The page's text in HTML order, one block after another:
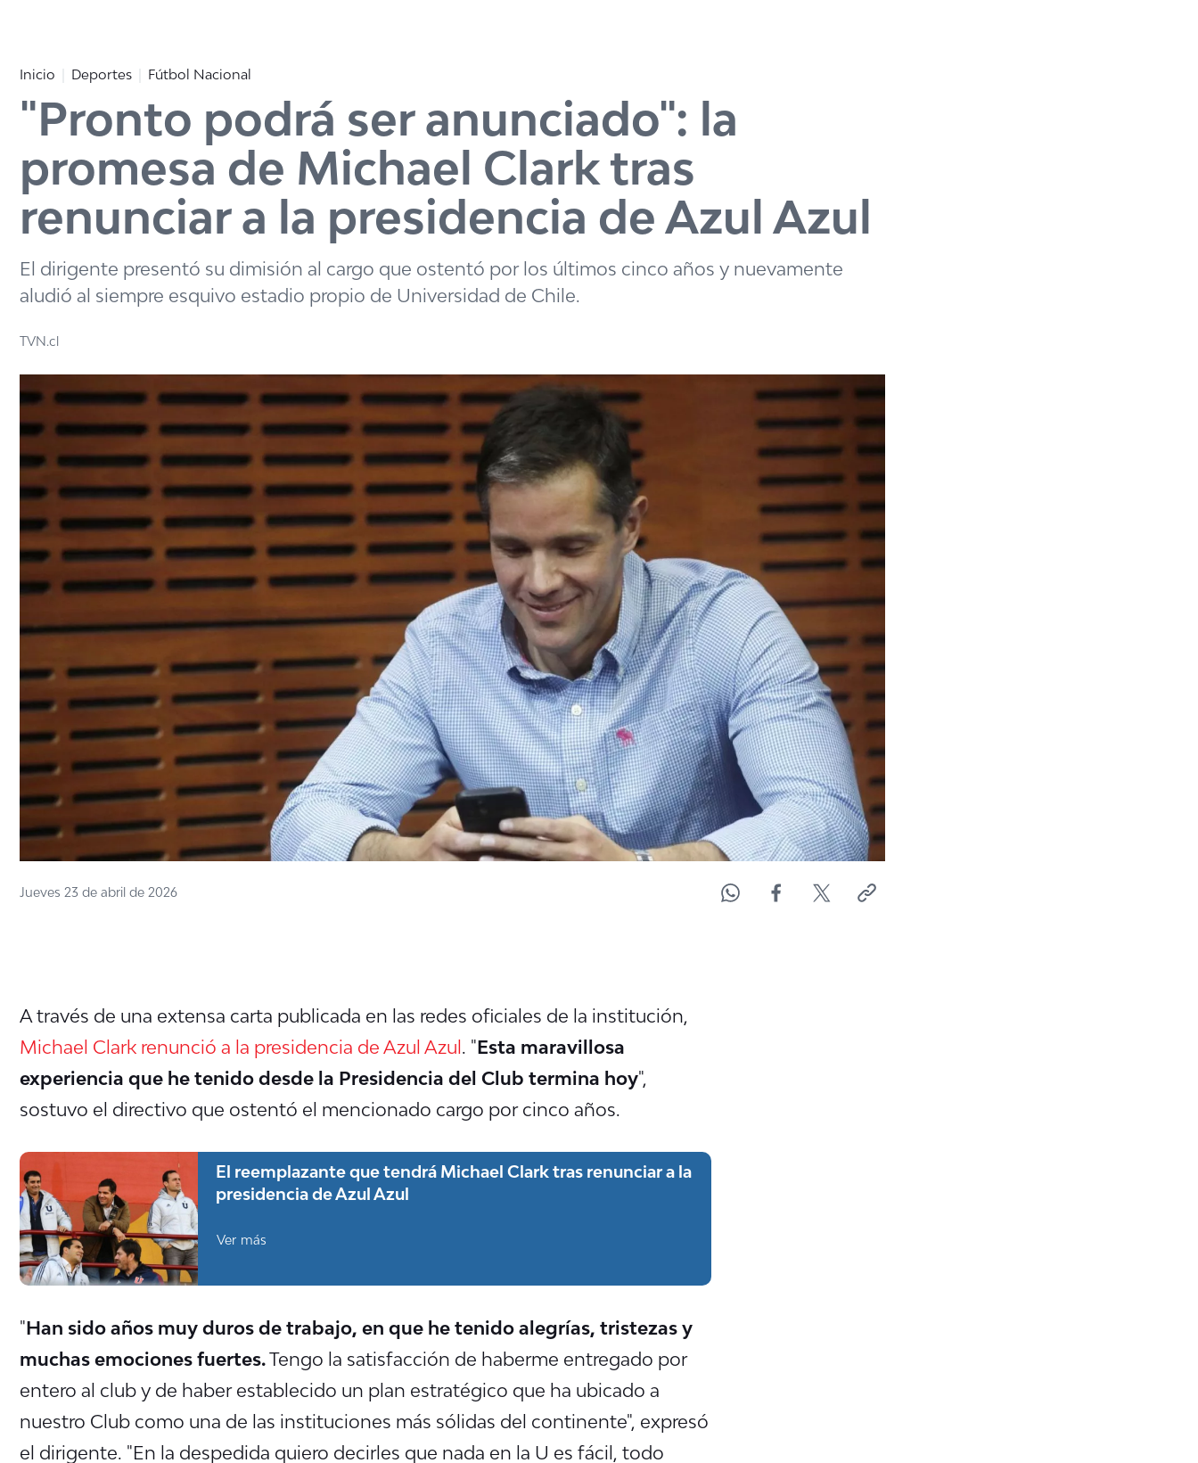
Inicio Deportes Fútbol Nacional
"Pronto podrá ser anunciado": la
promesa de Michael Clark tras
renunciar a la presidencia de Azul Azul
El dirigente presentó su dimisión al cargo que ostentó por los últimos cinco años y nuevamente
aludió al siempre esquivo estadio propio de Universidad de Chile.
TVN.cl
Jueves 23 de abril de 2026
A través de una extensa carta publicada en las redes oficiales de la institución,
Michael Clark renunció a la presidencia de Azul Azul. "Esta maravillosa
experiencia que he tenido desde la Presidencia del Club termina hoy",
sostuvo el directivo que ostentó el mencionado cargo por cinco años.
El reemplazante que tendrá Michael Clark tras renunciar a la
presidencia de Azul Azul
Ver más
"Han sido años muy duros de trabajo, en que he tenido alegrías, tristezas y
muchas emociones fuertes.Tengo la satisfacción de haberme entregado por
entero al club y de haber establecido un plan estratégico que ha ubicado a
nuestro Club como una de las instituciones más sólidas del continente", expresó
el dirigente. "En la despedida quiero decirles que nada en la U es fácil, todo